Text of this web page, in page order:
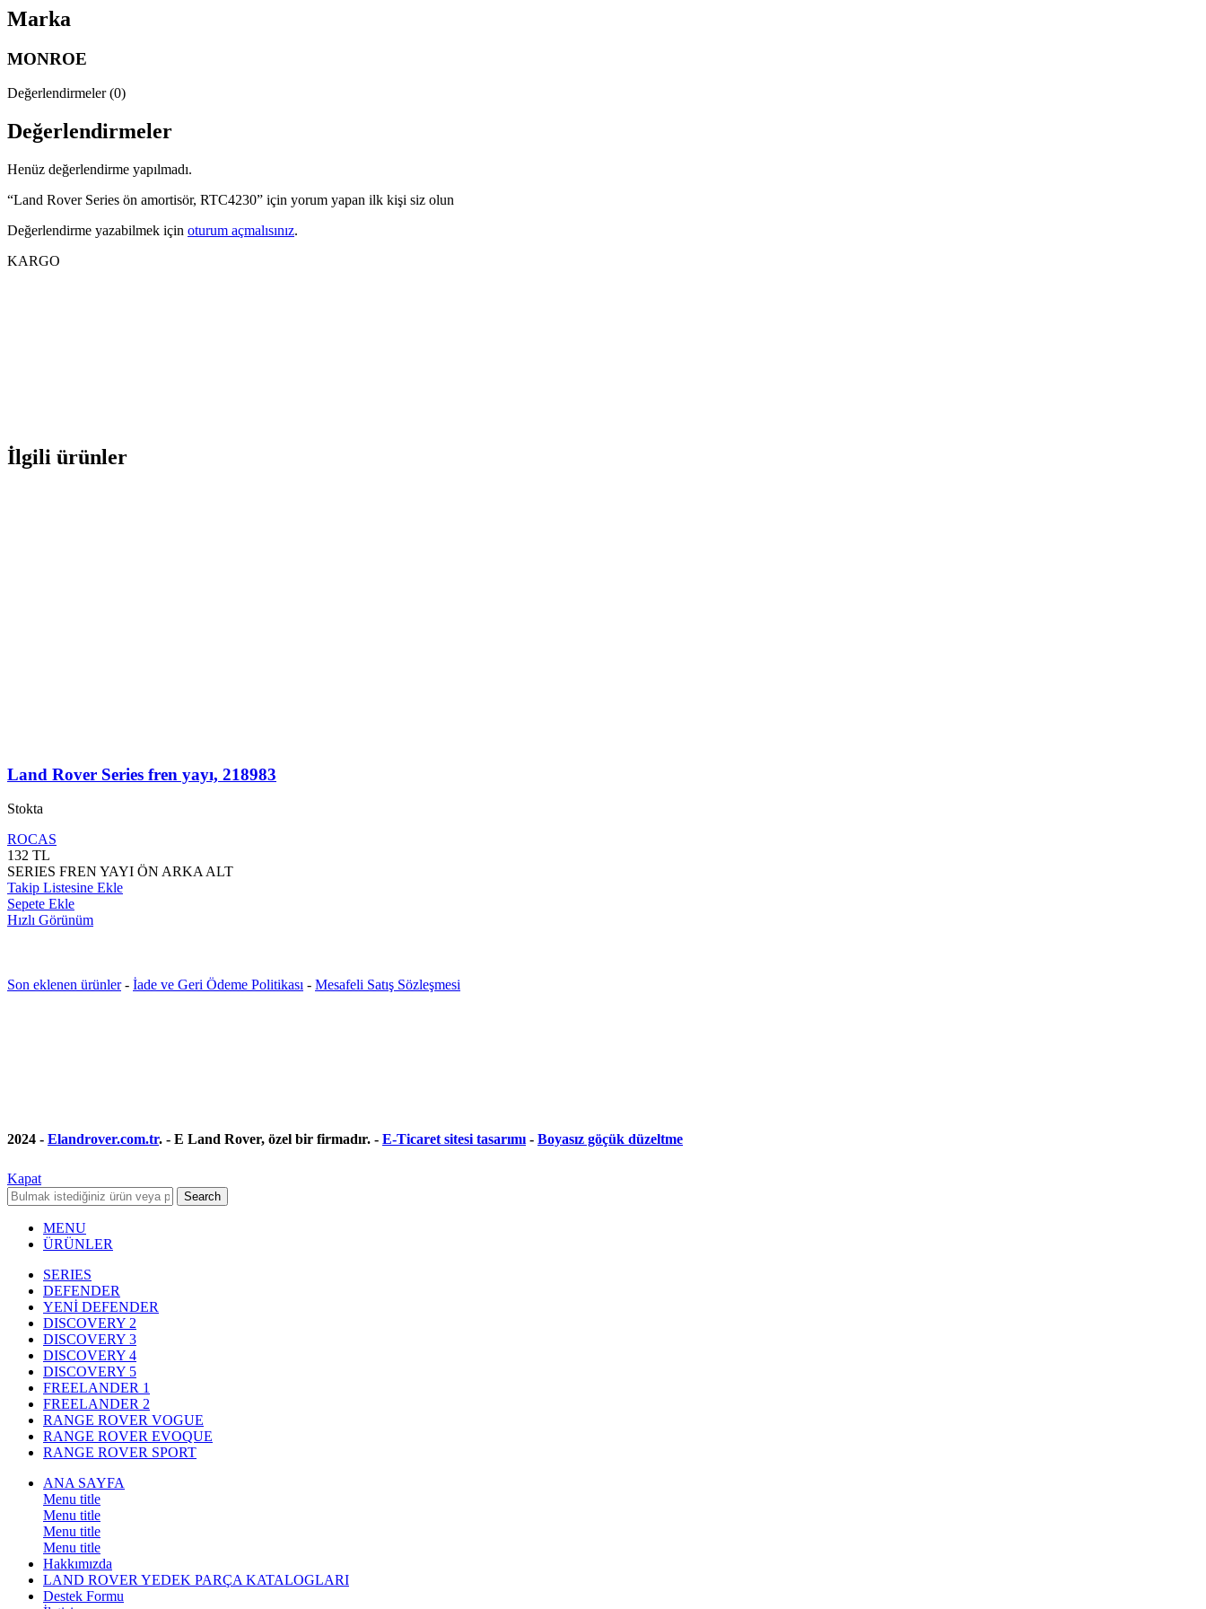
Marka
MONROE
Değerlendirmeler (0)
Değerlendirmeler
Henüz değerlendirme yapılmadı.
“Land Rover Series ön amortisör, RTC4230” için yorum yapan ilk kişi siz olun
Değerlendirme yazabilmek için oturum açmalısınız.
KARGO
İlgili ürünler
Land Rover Series fren yayı, 218983
Stokta
ROCAS
132 TL
SERIES FREN YAYI ÖN ARKA ALT
Takip Listesine Ekle
Sepete Ekle
Hızlı Görünüm
Son eklenen ürünler- İade ve Geri Ödeme Politikası - Mesafeli Satış Sözleşmesi
2024 - Elandrover.com.tr. - E Land Rover, özel bir firmadır. - E-Ticaret sitesi tasarımı- Boyasız göçük düzeltme
Kapat
Search
MENU
ÜRÜNLER
SERIES
DEFENDER
YENİ DEFENDER
DISCOVERY 2
DISCOVERY 3
DISCOVERY 4
DISCOVERY 5
FREELANDER 1
FREELANDER 2
RANGE ROVER VOGUE
RANGE ROVER EVOQUE
RANGE ROVER SPORT
ANA SAYFA
Menu title
Menu title
Menu title
Menu title
Hakkımızda
LAND ROVER YEDEK PARÇA KATALOGLARI
Destek Formu